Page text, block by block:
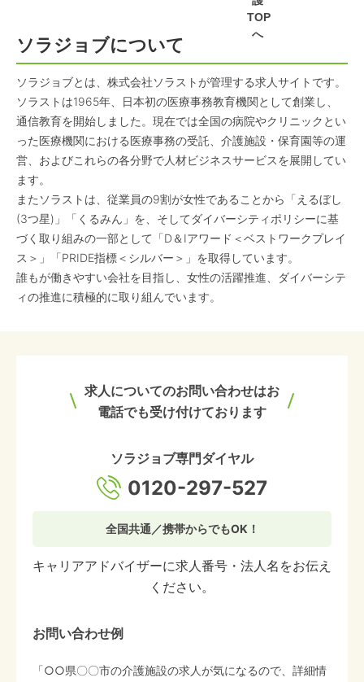
TOP
へ
ソラジョブについて
ソラジョブとは、株式会社ソラストが管理する求人サイトです。
ソラストは1965年、日本初の医療事務教育機関として創業し、
通信教育を開始しました。現在では全国の病院やクリニックとい
った医療機関における医療事務の受託、介護施設・保育園等の運
営、およびこれらの各分野で人材ビジネスサービスを展開してい
ます。
またソラストは、従業員の9割が女性であることから「えるぼし
(3つ星)」「くるみん」を、そしてダイバーシティポリシーに基
づく取り組みの一部として「D＆Iアワード＜ベストワークプレイ
ス＞」「PRIDE指標＜シルバー＞」を取得しています。
誰もが働きやすい会社を目指し、女性の活躍推進、ダイバーシテ
ィの推進に積極的に取り組んでいます。
求人についてのお問い合わせはお
電話でも受け付けております
ソラジョブ専門ダイヤル
0120-297-527
全国共通／携帯からでもOK！
キャリアアドバイザーに求人番号・法人名をお伝え
ください。
お問い合わせ例
「○○県〇〇市の介護施設の求人が気になるので、詳細情